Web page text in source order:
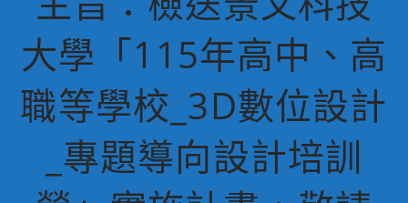
大學「115年高中、高
職等學校_3D數位設計
_專題導向設計培訓